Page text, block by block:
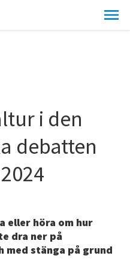
i den
debatten
eller höra om hur
dra ner på
med stänga på grund